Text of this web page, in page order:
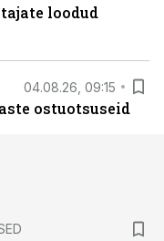
loodud
04.08.26, 09:15
ostuotsuseid